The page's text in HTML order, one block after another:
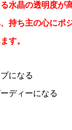
水晶の透明度が
持ち主の心にポ
す。
になる
ディーになる